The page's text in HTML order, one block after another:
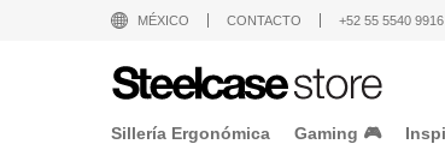
MÉXICO CONTACTO +52 55 5540 9916
Sillería Ergonómica Gaming 🎮